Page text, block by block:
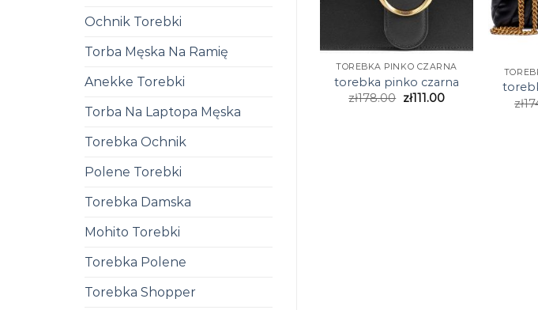
Ochnik Torebki
Torba Męska Na Ramię
Anekke Torebki
Torba Na Laptopa Męska
Torebka Ochnik
Polene Torebki
Torebka Damska
Mohito Torebki
Torebka Polene
Torebka Shopper
TOREBKA PINKO CZARNA
torebka pinko czarna
zł178.00 zł111.00
zł